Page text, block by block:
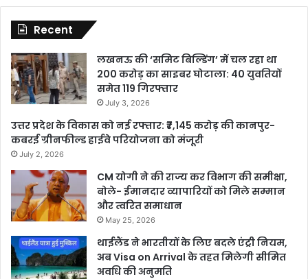
Recent
लखनऊ की ‘समिट बिल्डिंग’ में चल रहा था
200 करोड़ का साइबर घोटाला: 40 युवतियों
समेत 119 गिरफ्तार
July 3, 2026
उत्तर प्रदेश के विकास को नई रफ्तार: ₹7,145 करोड़ की कानपुर-
कबरई ग्रीनफील्ड हाईवे परियोजना को मंजूरी
July 2, 2026
CM योगी ने की राज्य कर विभाग की समीक्षा,
बोले- ईमानदार व्यापारियों को मिले सम्मान
और त्वरित समाधान
May 25, 2026
थाईलैंड ने भारतीयों के लिए बदले एंट्री नियम,
अब Visa on Arrival के तहत मिलेगी सीमित
अवधि की अनुमति